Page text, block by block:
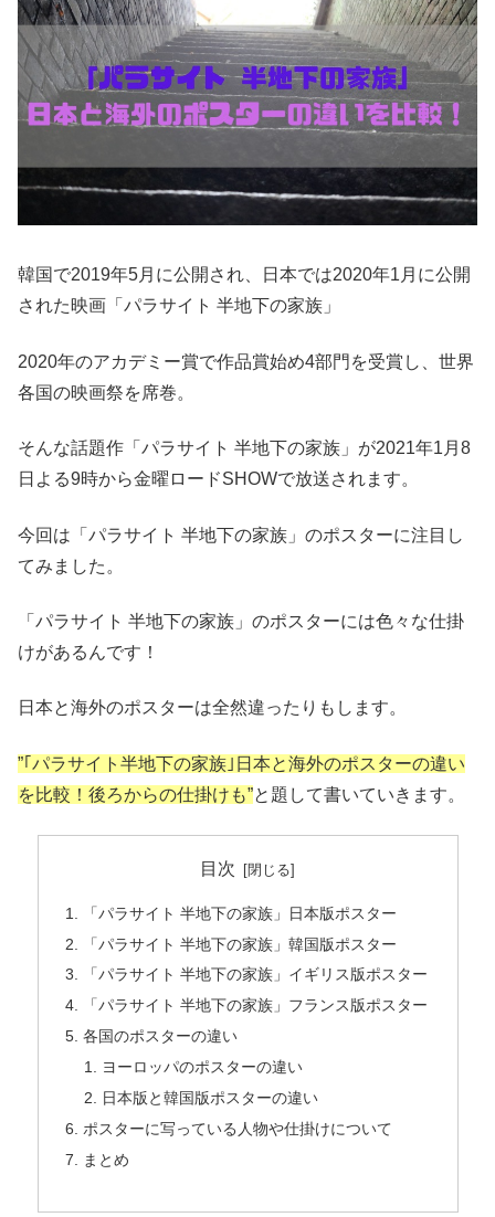
韓国で2019年5月に公開され、日本では2020年1月に公開
された映画「パラサイト 半地下の家族」
2020年のアカデミー賞で作品賞始め4部門を受賞し、世界
各国の映画祭を席巻。
そんな話題作「パラサイト 半地下の家族」が2021年1月8
日よる9時から金曜ロードSHOWで放送されます。
今回は「パラサイト 半地下の家族」のポスターに注目し
てみました。
「パラサイト 半地下の家族」のポスターには色々な仕掛
けがあるんです！
日本と海外のポスターは全然違ったりもします。
”｢パラサイト半地下の家族｣日本と海外のポスターの違い
を比較！後ろからの仕掛けも”と題して書いていきます。
目次
「パラサイト 半地下の家族」日本版ポスター
「パラサイト 半地下の家族」韓国版ポスター
「パラサイト 半地下の家族」イギリス版ポスター
「パラサイト 半地下の家族」フランス版ポスター
各国のポスターの違い
ヨーロッパのポスターの違い
日本版と韓国版ポスターの違い
ポスターに写っている人物や仕掛けについて
まとめ